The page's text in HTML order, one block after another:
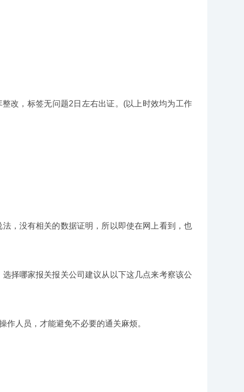
改，标签无问题2日左右出证。(以上时效均为工作
，没有相关的数据证明，所以即使在网上看到，也
择哪家报关报关公司建议从以下这几点来考察该公
人员，才能避免不必要的通关麻烦。